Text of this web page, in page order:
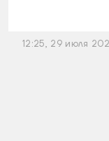
12:25, 29 июля